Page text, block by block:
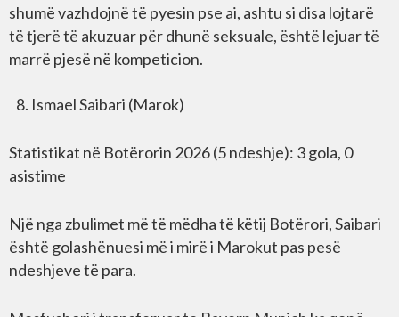
shumë vazhdojnë të pyesin pse ai, ashtu si disa lojtarë
të tjerë të akuzuar për dhunë seksuale, është lejuar të
marrë pjesë në kompeticion.
Ismael Saibari (Marok)
Statistikat në Botërorin 2026 (5 ndeshje): 3 gola, 0
asistime
Një nga zbulimet më të mëdha të këtij Botërori, Saibari
është golashënuesi më i mirë i Marokut pas pesë
ndeshjeve të para.